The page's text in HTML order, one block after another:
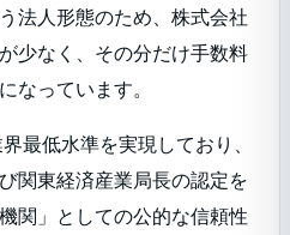
法人形態のため、株式会社
少なく、その分だけ手数料
なっています。
最低水準を実現しており、
関東経済産業局長の認定を
関」としての公的な信頼性